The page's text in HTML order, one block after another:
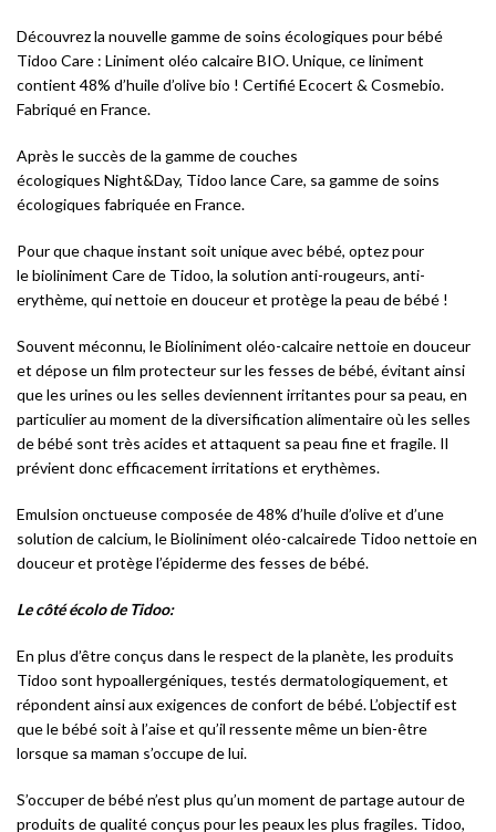
Découvrez la nouvelle gamme de soins écologiques pour bébé
Tidoo Care : Liniment oléo calcaire BIO. Unique, ce liniment
contient 48% d’huile d’olive bio ! Certifié Ecocert & Cosmebio.
Fabriqué en France.
Après le succès de la gamme de couches
écologiques Night&Day, Tidoo lance Care, sa gamme de soins
écologiques fabriquée en France.
Pour que chaque instant soit unique avec bébé, optez pour
le bioliniment Care de Tidoo, la solution anti-rougeurs, anti-
erythème, qui nettoie en douceur et protège la peau de bébé !
Souvent méconnu, le Bioliniment oléo-calcaire nettoie en douceur
et dépose un film protecteur sur les fesses de bébé, évitant ainsi
que les urines ou les selles deviennent irritantes pour sa peau, en
particulier au moment de la diversification alimentaire où les selles
de bébé sont très acides et attaquent sa peau fine et fragile. Il
prévient donc efficacement irritations et erythèmes.
Emulsion onctueuse composée de 48% d’huile d’olive et d’une
solution de calcium, le Bioliniment oléo-calcairede Tidoo nettoie en
douceur et protège l’épiderme des fesses de bébé.
Le côté écolo de Tidoo:
En plus d’être conçus dans le respect de la planète, les produits
Tidoo sont hypoallergéniques, testés dermatologiquement, et
répondent ainsi aux exigences de confort de bébé. L’objectif est
que le bébé soit à l’aise et qu’il ressente même un bien-être
lorsque sa maman s’occupe de lui.
S’occuper de bébé n’est plus qu’un moment de partage autour de
produits de qualité conçus pour les peaux les plus fragiles. Tidoo,